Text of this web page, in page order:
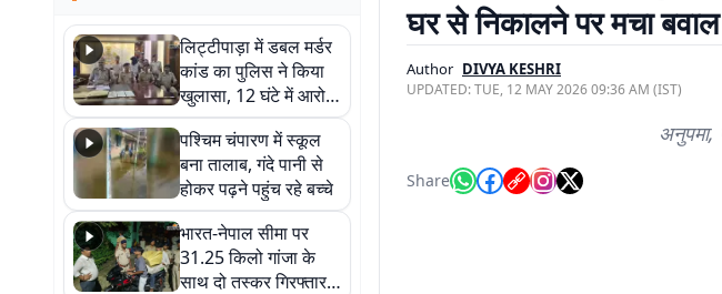
लिट्टीपाड़ा में डबल मर्डर
कांड का पुलिस ने किया
खुलासा, 12 घंटे में आरोपी
गिरफ्तार
पश्चिम चंपारण में स्कूल
बना तालाब, गंदे पानी से
होकर पढ़ने पहुंच रहे बच्चे
भारत-नेपाल सीमा पर
31.25 किलो गांजा के
साथ दो तस्कर गिरफ्तार,
घर से निकालने पर मचा बवाल
Author DIVYA KESHRI
UPDATED:TUE, 12 MAY 2026 09:36 AM (IST)
अनुपमा,
Share